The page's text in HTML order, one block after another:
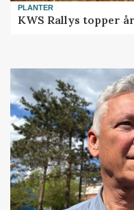
PLANTER
KWS Rallys topper